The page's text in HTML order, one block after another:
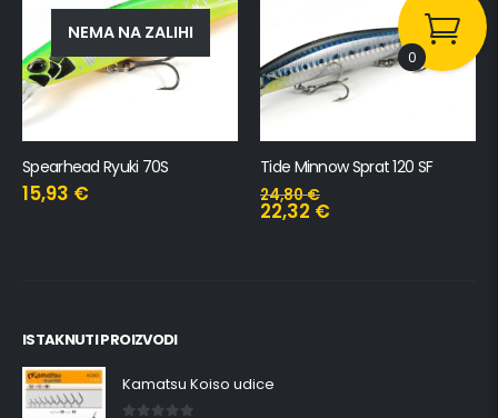
NEMA NA ZALIHI
Spearhead Ryuki 70S
15,93 €
Tide Minnow Sprat 120 SF
24,80€
22,32 €
ISTAKNUTI PROIZVODI
Kamatsu Koiso udice
0